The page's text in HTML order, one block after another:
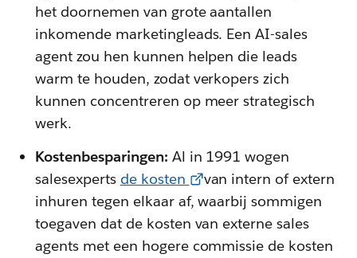
het doornemen van grote aantallen
inkomende marketingleads. Een AI-sales
agent zou hen kunnen helpen die leads
warm te houden, zodat verkopers zich
kunnen concentreren op meer strategisch
werk.
Kostenbesparingen: Al in 1991 wogen
salesexperts de kosten
van intern of extern
inhuren tegen elkaar af, waarbij sommigen
toegaven dat de kosten van externe sales
agents met een hogere commissie de kosten